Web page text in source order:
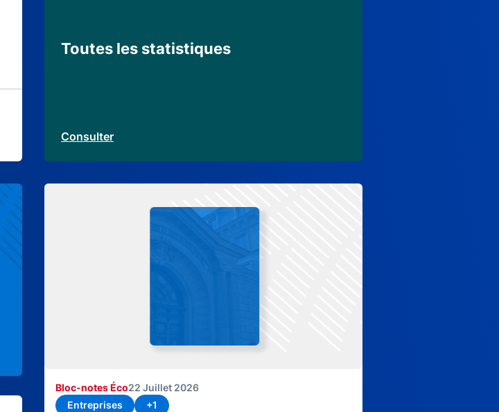
Toutes les statistiques
Consulter
Bloc-notes Éco22 Juillet 2026
Entreprises
+1